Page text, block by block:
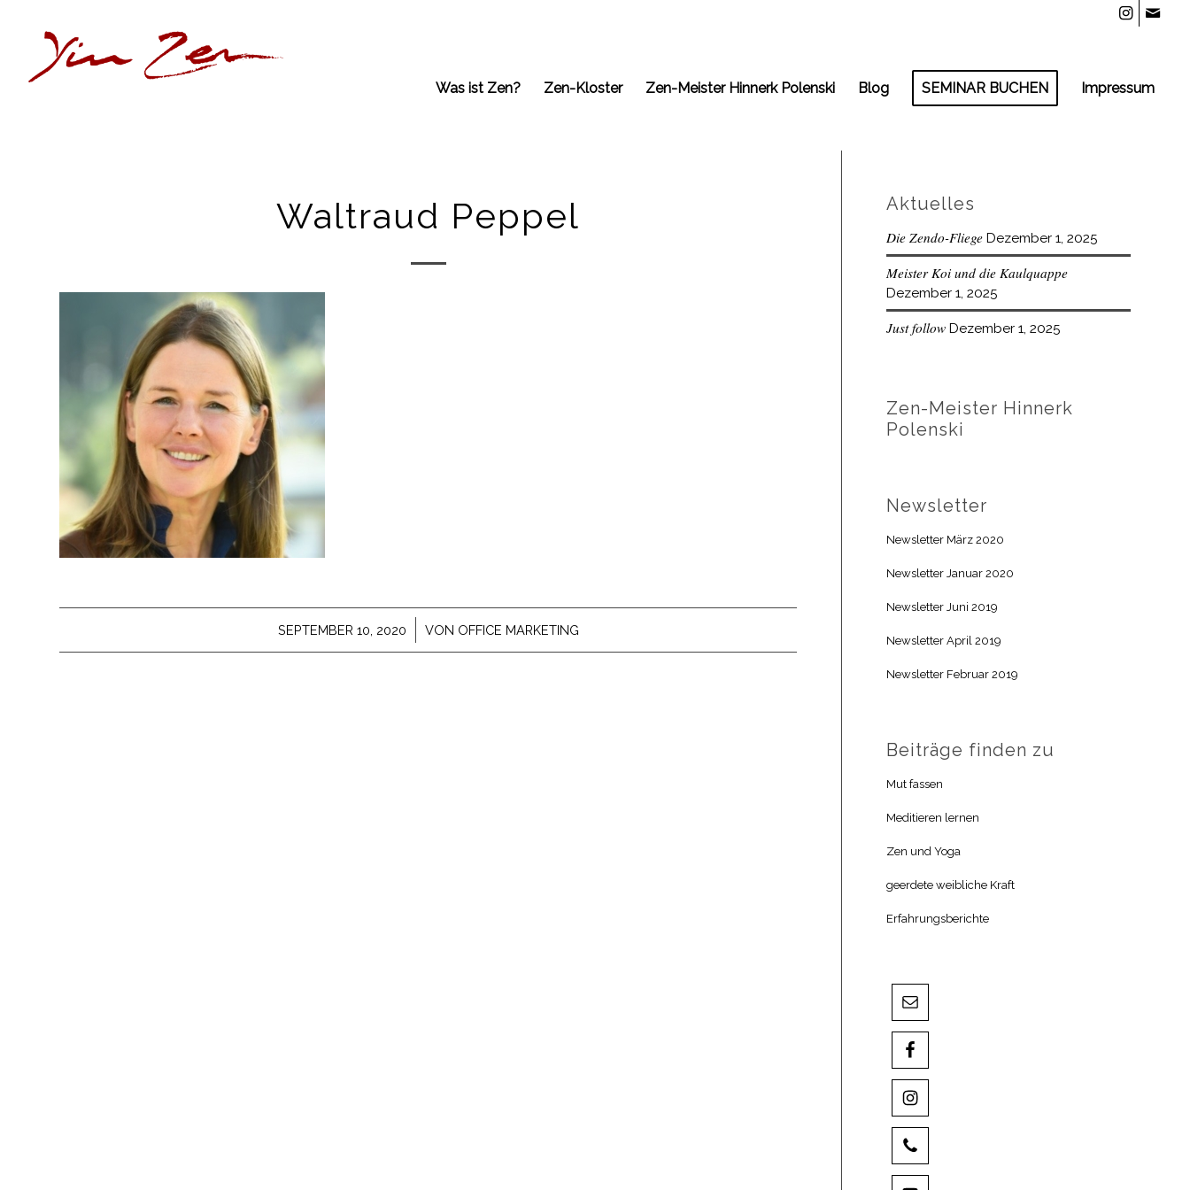
Was ist Zen? Zen-Kloster Zen-Meister Hinnerk Polenski Blog SEMINAR BUCHEN Impressum
Waltraud Peppel
SEPTEMBER 10, 2020
/ VON OFFICE MARKETING
Aktuelles
Die Zendo-Fliege Dezember 1, 2025
Meister Koi und die Kaulquappe
Dezember 1, 2025
Just follow Dezember 1, 2025
Zen-Meister Hinnerk
Polenski
Newsletter
Newsletter März 2020
Newsletter Januar 2020
Newsletter Juni 2019
Newsletter April 2019
Newsletter Februar 2019
Beiträge finden zu
Mut fassen
Meditieren lernen
Zen und Yoga
geerdete weibliche Kraft
Erfahrungsberichte